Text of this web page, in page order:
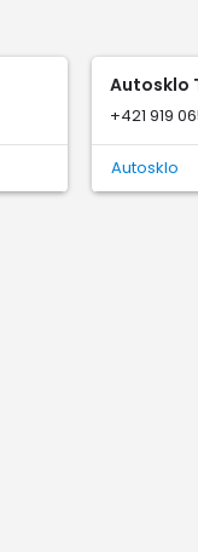
Autosklo
+421 919
Autosklo